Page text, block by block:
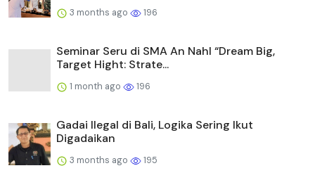
3 months ago 196
Seminar Seru di SMA An Nahl “Dream Big,
Target Hight: Strate...
1 month ago 196
Gadai Ilegal di Bali, Logika Sering Ikut
Digadaikan
3 months ago 195